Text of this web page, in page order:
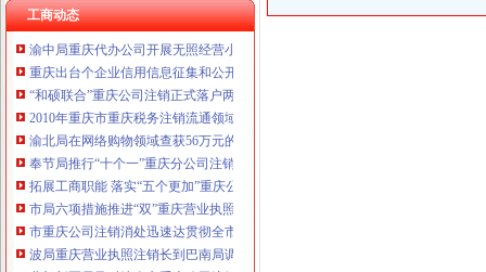
工商动态
大足局查获侵商标专用权的重庆分公司注销“九” 豆浆机49台
渝中局重庆代办公司开展无照经营小旅馆专项取缔行动
重庆出台个企业信用信息征集和公开管理规范文件
“和硕联合”重庆公司注销正式落户两江新区
2010年重庆市重庆税务注销流通领域激光视盘机质量监测况
渝北局在网络购物领域查获56万元的重庆公司注销冒侵权商品
奉节局推行“十个一”重庆分公司注销确保果农用上放心农资
拓展工商职能 落实“五个更加”重庆公司注销 市召开全市工商行政管理工作会议
市局六项措施推进“双”重庆营业执照注销行动后期工作
市重庆公司注销消处迅速达贯彻全市工商工作会议精
波局重庆营业执照注销长到巴南局调研
北部新区局及时达全市重庆公司注销工商行政管理工作会议精